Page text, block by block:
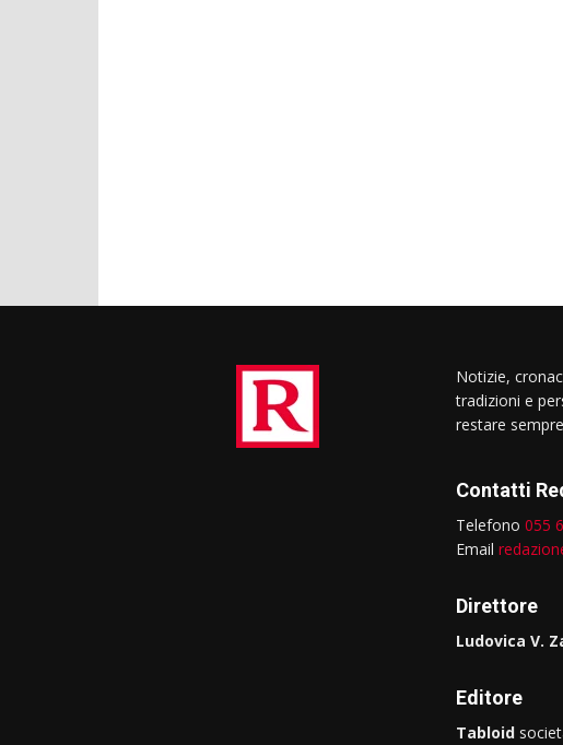
Notizie,
tradizioni e
restare
Contatti
Telefono 055
Email
Direttore
Ludovica V.
Editore
Tabloid